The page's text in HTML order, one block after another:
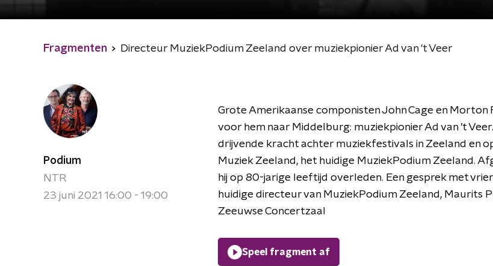
Fragmenten Directeur MuziekPodium Zeeland over muziekpionier Ad van 't Veer
Podium
NTR
23 juni 2021 16:00 - 19:00
Grote Amerikaanse componisten John Cage en Morton
voor hem naar Middelburg: muziekpionier Ad van ’t
drijvende kracht achter muziekfestivals in Zeeland en
Muziek Zeeland, het huidige MuziekPodium Zeeland.
hij op 80-jarige leeftijd overleden. Een gesprek met
huidige directeur van MuziekPodium Zeeland, Maurits
Zeeuwse Concertzaal
Speel fragment af